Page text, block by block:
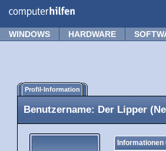
WINDOWS HARDWARE
Profil-Information
Benutzername: Der Lipper